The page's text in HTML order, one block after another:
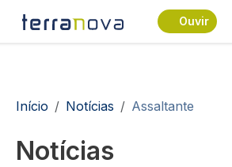
Passar para o conteúdo principal
Ouvir
Navegação estrutural
Início Notícias Assaltante
Notícias